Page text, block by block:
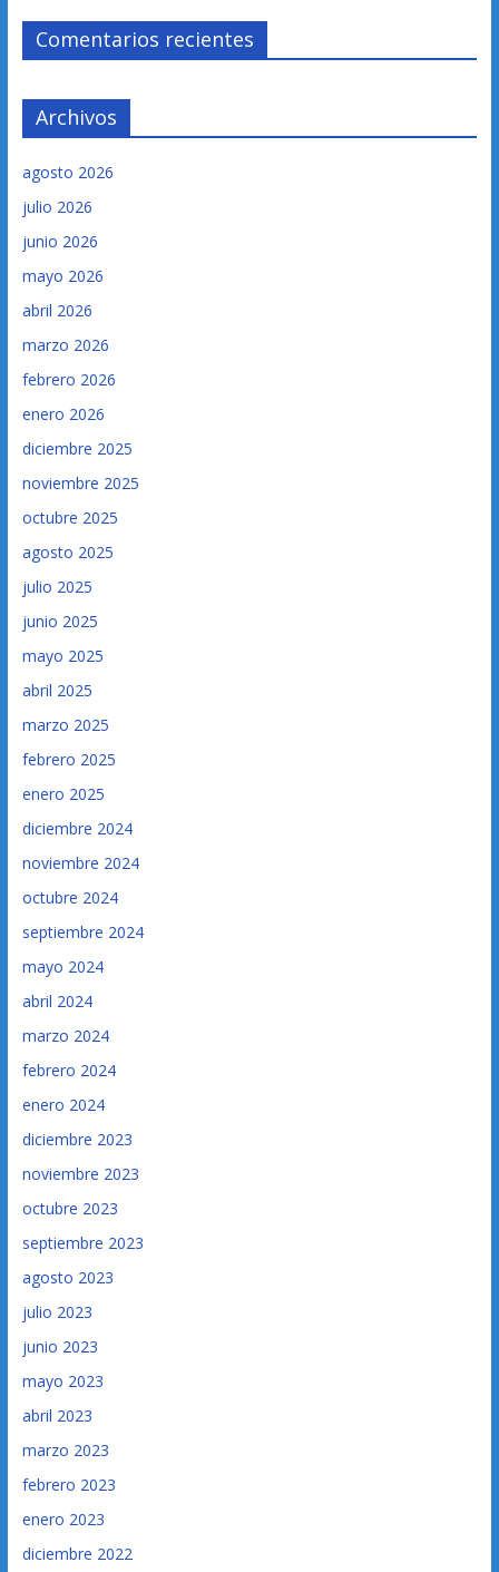
Comentarios recientes
Archivos
agosto 2026
julio 2026
junio 2026
mayo 2026
abril 2026
marzo 2026
febrero 2026
enero 2026
diciembre 2025
noviembre 2025
octubre 2025
agosto 2025
julio 2025
junio 2025
mayo 2025
abril 2025
marzo 2025
febrero 2025
enero 2025
diciembre 2024
noviembre 2024
octubre 2024
septiembre 2024
mayo 2024
abril 2024
marzo 2024
febrero 2024
enero 2024
diciembre 2023
noviembre 2023
octubre 2023
septiembre 2023
agosto 2023
julio 2023
junio 2023
mayo 2023
abril 2023
marzo 2023
febrero 2023
enero 2023
diciembre 2022